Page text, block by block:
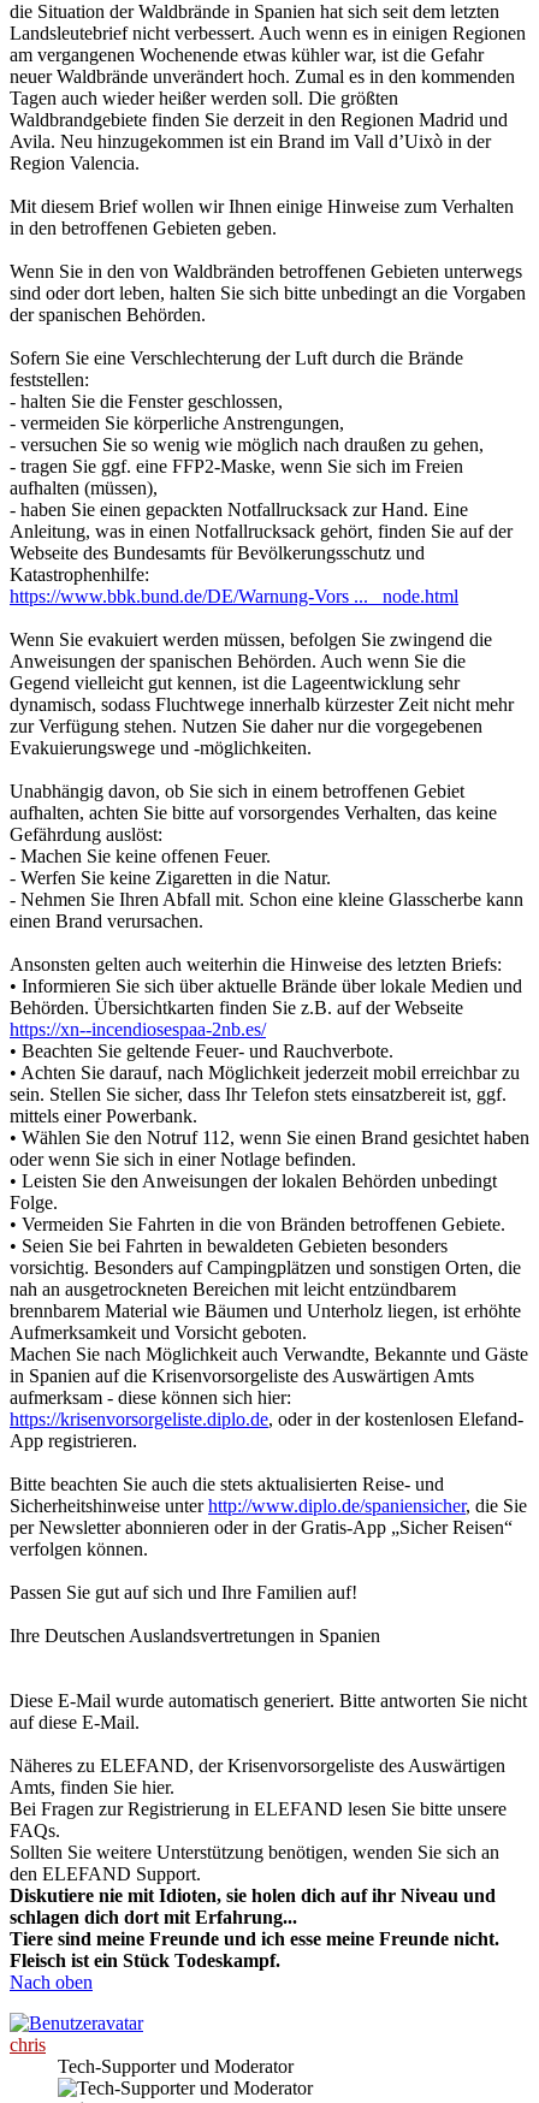
die Situation der Waldbrände in Spanien hat sich seit dem letzten
Landsleutebrief nicht verbessert. Auch wenn es in einigen Regionen
am vergangenen Wochenende etwas kühler war, ist die Gefahr
neuer Waldbrände unverändert hoch. Zumal es in den kommenden
Tagen auch wieder heißer werden soll. Die größten
Waldbrandgebiete finden Sie derzeit in den Regionen Madrid und
Avila. Neu hinzugekommen ist ein Brand im Vall d’Uixò in der
Region Valencia.
Mit diesem Brief wollen wir Ihnen einige Hinweise zum Verhalten
in den betroffenen Gebieten geben.
Wenn Sie in den von Waldbränden betroffenen Gebieten unterwegs
sind oder dort leben, halten Sie sich bitte unbedingt an die Vorgaben
der spanischen Behörden.
Sofern Sie eine Verschlechterung der Luft durch die Brände
feststellen:
- halten Sie die Fenster geschlossen,
- vermeiden Sie körperliche Anstrengungen,
- versuchen Sie so wenig wie möglich nach draußen zu gehen,
- tragen Sie ggf. eine FFP2-Maske, wenn Sie sich im Freien
aufhalten (müssen),
- haben Sie einen gepackten Notfallrucksack zur Hand. Eine
Anleitung, was in einen Notfallrucksack gehört, finden Sie auf der
Webseite des Bundesamts für Bevölkerungsschutz und
Katastrophenhilfe:
https://www.bbk.bund.de/DE/Warnung-Vors ... _node.html
Wenn Sie evakuiert werden müssen, befolgen Sie zwingend die
Anweisungen der spanischen Behörden. Auch wenn Sie die
Gegend vielleicht gut kennen, ist die Lageentwicklung sehr
dynamisch, sodass Fluchtwege innerhalb kürzester Zeit nicht mehr
zur Verfügung stehen. Nutzen Sie daher nur die vorgegebenen
Evakuierungswege und -möglichkeiten.
Unabhängig davon, ob Sie sich in einem betroffenen Gebiet
aufhalten, achten Sie bitte auf vorsorgendes Verhalten, das keine
Gefährdung auslöst:
- Machen Sie keine offenen Feuer.
- Werfen Sie keine Zigaretten in die Natur.
- Nehmen Sie Ihren Abfall mit. Schon eine kleine Glasscherbe kann
einen Brand verursachen.
Ansonsten gelten auch weiterhin die Hinweise des letzten Briefs:
• Informieren Sie sich über aktuelle Brände über lokale Medien und
Behörden. Übersichtkarten finden Sie z.B. auf der Webseite
https://xn--incendiosespaa-2nb.es/
• Beachten Sie geltende Feuer- und Rauchverbote.
• Achten Sie darauf, nach Möglichkeit jederzeit mobil erreichbar zu
sein. Stellen Sie sicher, dass Ihr Telefon stets einsatzbereit ist, ggf.
mittels einer Powerbank.
• Wählen Sie den Notruf 112, wenn Sie einen Brand gesichtet haben
oder wenn Sie sich in einer Notlage befinden.
• Leisten Sie den Anweisungen der lokalen Behörden unbedingt
Folge.
• Vermeiden Sie Fahrten in die von Bränden betroffenen Gebiete.
• Seien Sie bei Fahrten in bewaldeten Gebieten besonders
vorsichtig. Besonders auf Campingplätzen und sonstigen Orten, die
nah an ausgetrockneten Bereichen mit leicht entzündbarem
brennbarem Material wie Bäumen und Unterholz liegen, ist erhöhte
Aufmerksamkeit und Vorsicht geboten.
Machen Sie nach Möglichkeit auch Verwandte, Bekannte und Gäste
in Spanien auf die Krisenvorsorgeliste des Auswärtigen Amts
aufmerksam - diese können sich hier:
https://krisenvorsorgeliste.diplo.de, oder in der kostenlosen Elefand-
App registrieren.
Bitte beachten Sie auch die stets aktualisierten Reise- und
Sicherheitshinweise unterhttp://www.diplo.de/spaniensicher, die Sie
per Newsletter abonnieren oder in der Gratis-App „Sicher Reisen“
verfolgen können.
Passen Sie gut auf sich und Ihre Familien auf!
Ihre Deutschen Auslandsvertretungen in Spanien
Diese E-Mail wurde automatisch generiert. Bitte antworten Sie nicht
auf diese E-Mail.
Näheres zu ELEFAND, der Krisenvorsorgeliste des Auswärtigen
Amts, finden Sie hier.
Bei Fragen zur Registrierung in ELEFAND lesen Sie bitte unsere
FAQs.
Sollten Sie weitere Unterstützung benötigen, wenden Sie sich an
den ELEFAND Support.
Diskutiere nie mit Idioten, sie holen dich auf ihr Niveau und
schlagen dich dort mit Erfahrung...
Tiere sind meine Freunde und ich esse meine Freunde nicht.
Fleisch ist ein Stück Todeskampf.
Nach oben
chris
Tech-Supporter und Moderator